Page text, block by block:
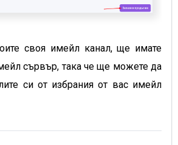
своя имейл канал, ще имате
сървър, така че ще можете да
си от избрания от вас имейл